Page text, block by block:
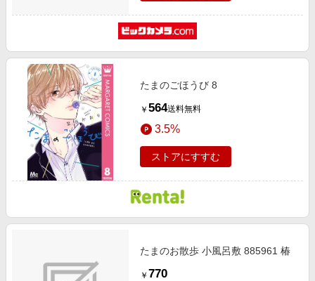
たまのごほうび 8
￥ 564送料無料
3.5%
ストアにすすむ
たまのお散歩 小風呂敷 885961 椿
￥ 770